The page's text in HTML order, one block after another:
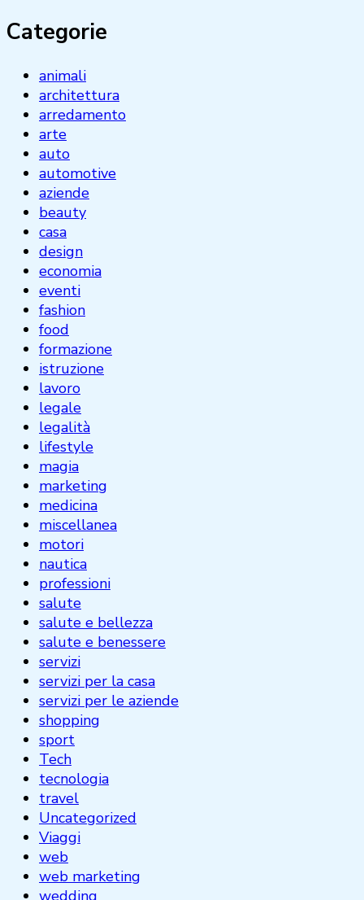
Categorie
animali
architettura
arredamento
arte
auto
automotive
aziende
beauty
casa
design
economia
eventi
fashion
food
formazione
istruzione
lavoro
legale
legalità
lifestyle
magia
marketing
medicina
miscellanea
motori
nautica
professioni
salute
salute e bellezza
salute e benessere
servizi
servizi per la casa
servizi per le aziende
shopping
sport
Tech
tecnologia
travel
Uncategorized
Viaggi
web
web marketing
wedding